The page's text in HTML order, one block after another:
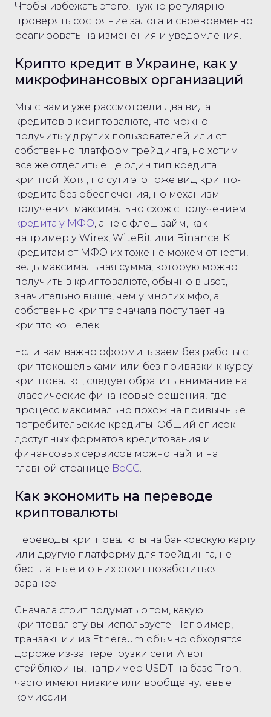
Чтобы избежать этого, нужно регулярно
проверять состояние залога и своевременно
реагировать на изменения и уведомления.
Крипто кредит в Украине, как у
микрофинансовых организаций
Мы с вами уже рассмотрели два вида
кредитов в криптовалюте, что можно
получить у других пользователей или от
собственно платформ трейдинга, но хотим
все же отделить еще один тип кредита
криптой. Хотя, по сути это тоже вид крипто-
кредита без обеспечения, но механизм
получения максимально схож с получением
кредита у МФО, а не с флеш займ, как
например у Wirex, WiteBit или Binance. К
кредитам от МФО их тоже не можем отнести,
ведь максимальная сумма, которую можно
получить в криптовалюте, обычно в usdt,
значительно выше, чем у многих мфо, а
собственно крипта сначала поступает на
крипто кошелек.
Если вам важно оформить заем без работы с
криптокошельками или без привязки к курсу
криптовалют, следует обратить внимание на
классические финансовые решения, где
процесс максимально похож на привычные
потребительские кредиты. Общий список
доступных форматов кредитования и
финансовых сервисов можно найти на
главной странице BoCC.
Как экономить на переводе
криптовалюты
Переводы криптовалюты на банковскую карту
или другую платформу для трейдинга, не
бесплатные и о них стоит позаботиться
заранее.
Сначала стоит подумать о том, какую
криптовалюту вы используете. Например,
транзакции из Ethereum обычно обходятся
дороже из-за перегрузки сети. А вот
стейблкоины, например USDT на базе Tron,
часто имеют низкие или вообще нулевые
комиссии.